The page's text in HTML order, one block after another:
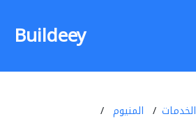
Buildeey
الخدمات
المنيوم